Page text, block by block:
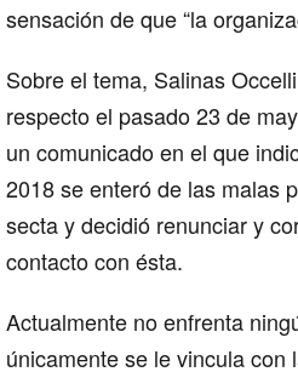
sensación de que “la
Sobre el tema, Salinas
respecto el pasado 23 de
un comunicado en el que
2018 se enteró de las malas
secta y decidió renunciar y
contacto con ésta.
Actualmente no enfrenta
únicamente se le vincula con